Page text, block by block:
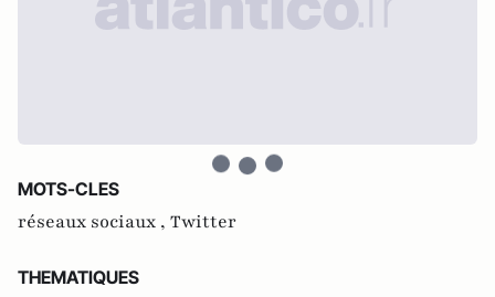
MOTS-CLES
réseaux sociaux , Twitter
THEMATIQUES